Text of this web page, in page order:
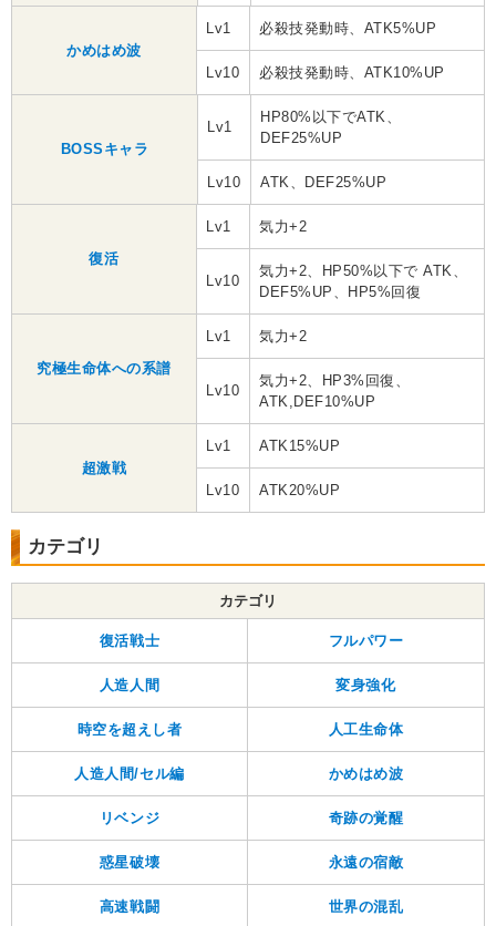
かめはめ波
Lv1 必殺技発動時、ATK5%UP
Lv10 必殺技発動時、ATK10%UP
BOSSキャラ
Lv1
HP80%以下でATK、
DEF25%UP
Lv10 ATK、DEF25%UP
復活
Lv1 気力+2
Lv10
気力+2、HP50%以下で ATK、
DEF5%UP、HP5%回復
究極生命体への系譜
Lv1 気力+2
Lv10
気力+2、HP3%回復、
ATK,DEF10%UP
超激戦
Lv1 ATK15%UP
Lv10 ATK20%UP
カテゴリ
カテゴリ
復活戦士 フルパワー
人造人間 変身強化
時空を超えし者 人工生命体
人造人間/セル編 かめはめ波
リベンジ 奇跡の覚醒
惑星破壊 永遠の宿敵
高速戦闘 世界の混乱